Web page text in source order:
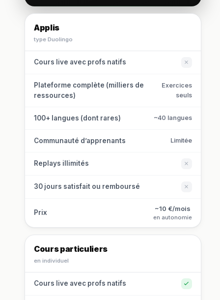
Applis
type Duolingo
Cours live avec profs natifs
Plateforme complète (milliers de
ressources)
Exercices
seuls
100+ langues (dont rares) ~40 langues
Communauté d’apprenants Limitée
Replays illimités
30 jours satisfait ou remboursé
Prix
~10 €/mois
en autonomie
Cours particuliers
en individuel
Cours live avec profs natifs